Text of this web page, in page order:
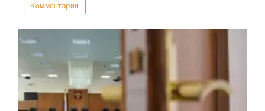
Комментарии